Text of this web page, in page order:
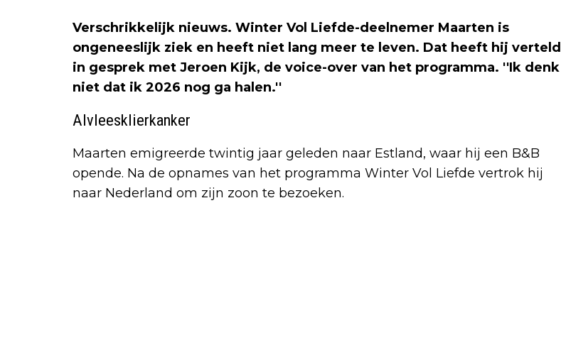
Verschrikkelijk nieuws. Winter Vol Liefde-deelnemer Maarten is
ongeneeslijk ziek en heeft niet lang meer te leven. Dat heeft hij verteld
in gesprek met Jeroen Kijk, de voice-over van het programma. ''Ik denk
niet dat ik 2026 nog ga halen.''
Alvleesklierkanker
Maarten emigreerde twintig jaar geleden naar Estland, waar hij een B&B
opende. Na de opnames van het programma Winter Vol Liefde vertrok hij
naar Nederland om zijn zoon te bezoeken.